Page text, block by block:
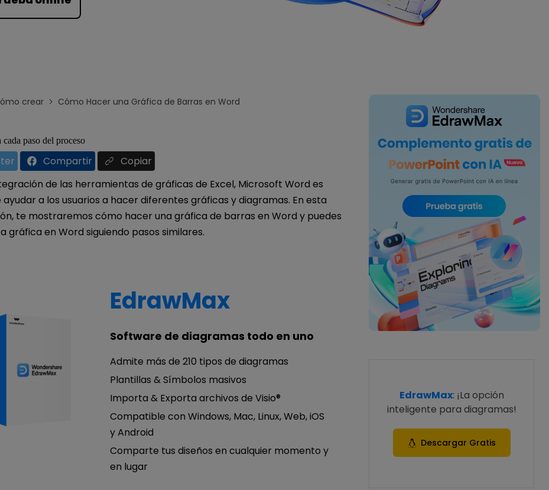
IA de EdrawMind
crear Cómo Hacer una Gráfica de Barras en Word
paso del proceso
Compartir
Copiar
de las herramientas de gráficas de Excel, Microsoft Word es
a los usuarios a hacer diferentes gráficas y diagramas. En esta
te mostraremos cómo hacer una gráfica de barras en Word y puedes
gráfica en Word siguiendo pasos similares.
EdrawMax
Software de diagramas todo en uno
Admite más de 210 tipos de diagramas
Plantillas & Símbolos masivos
Importa & Exporta archivos de Visio®
Compatible con Windows, Mac, Linux, Web, iOS
y Android
Comparte tus diseños en cualquier momento y
en lugar
EdrawMax: ¡La opción
inteligente para diagramas!
Descargar Gratis